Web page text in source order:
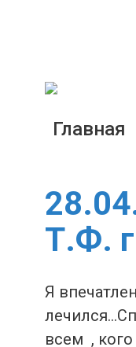
Главная
Т.Ф.
Я
всем ,